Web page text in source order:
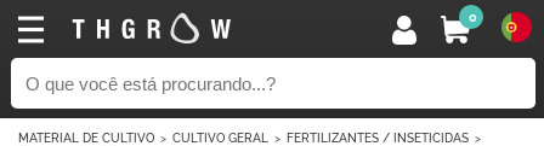
0
MATERIAL DE CULTIVO CULTIVO GERAL
FERTILIZANTES / INSETICIDAS